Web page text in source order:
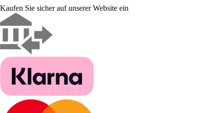
Kaufen Sie sicher auf unserer Website ein